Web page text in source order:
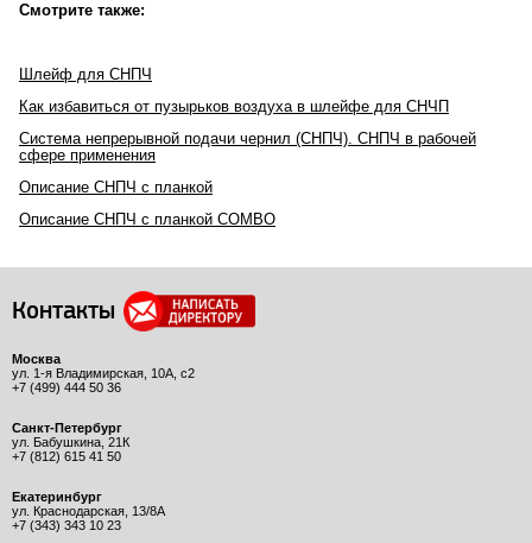
Смотрите также:
Шлейф для СНПЧ
Как избавиться от пузырьков воздуха в шлейфе для СНЧП
Система непрерывной подачи чернил (СНПЧ). СНПЧ в рабочей
сфере применения
Описание СНПЧ с планкой
Описание СНПЧ с планкой COMBO
Контакты
Москва
ул. 1-я Владимирская, 10А, с2
+7 (499) 444 50 36
Санкт-Петербург
ул. Бабушкина, 21К
+7 (812) 615 41 50
Екатеринбург
ул. Краснодарская, 13/8А
+7 (343) 343 10 23